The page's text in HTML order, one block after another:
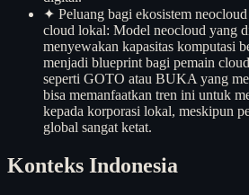
✦ Peluang bagi ekosistem
cloud lokal: Model neocloud yang
menyewakan kapasitas komputasi
menjadi blueprint bagi pemain
seperti GOTO atau BUKA yang
bisa memanfaatkan tren ini untuk
kepada korporasi lokal, meskipun
global sangat ketat.
Konteks Indonesia